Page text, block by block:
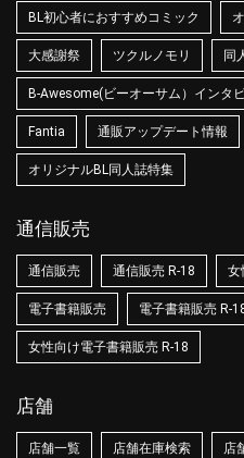
BL初心者におすすめコミック
大感謝祭 ツクルノモリ 同
B-Awesome(ビーオーサム）インタ
Fantia 通販アップデート情報
オリジナルBL同人誌特集
通信販売
通信販売 通信販売 R-18 女
電子書籍販売 電子書籍販売 R-
女性向け電子書籍販売 R-18
店舗
店舗一覧 店舗在庫検索 店